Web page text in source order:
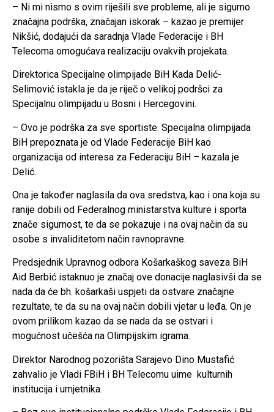
– Ni mi nismo s ovim riješili sve probleme, ali je sigurno
značajna podrška, značajan iskorak – kazao je premijer
Nikšić, dodajući da saradnja Vlade Federacije i BH
Telecoma omogućava realizaciju ovakvih projekata.
Direktorica Specijalne olimpijade BiH Kada Delić-
Selimović istakla je da je riječ o velikoj podršci za
Specijalnu olimpijadu u Bosni i Hercegovini.
– Ovo je podrška za sve sportiste. Specijalna olimpijada
BiH prepoznata je od Vlade Federacije BiH kao
organizacija od interesa za Federaciju BiH – kazala je
Delić.
Ona je također naglasila da ova sredstva, kao i ona koja su
ranije dobili od Federalnog ministarstva kulture i sporta
znače sigurnost, te da se pokazuje i na ovaj način da su
osobe s invaliditetom način ravnopravne.
Predsjednik Upravnog odbora Košarkaškog saveza BiH
Aid Berbić istaknuo je značaj ove donacije naglasivši da se
nada da će bh. košarkaši uspjeti da ostvare značajne
rezultate, te da su na ovaj način dobili vjetar u leđa. On je
ovom prilikom kazao da se nada da se ostvari i
mogućnost učešća na Olimpijskim igrama.
Direktor Narodnog pozorišta Sarajevo Dino Mustafić
zahvalio je Vladi FBiH i BH Telecomu uime kulturnih
institucija i umjetnika.